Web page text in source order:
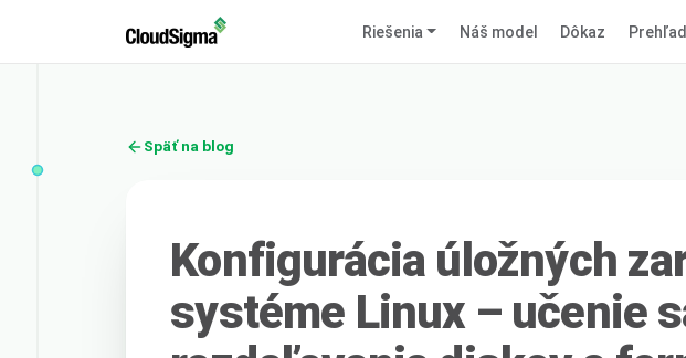
Riešenia Náš model Dôkaz
Späť na blog
Konfigurácia úložných
systéme Linux – učenie